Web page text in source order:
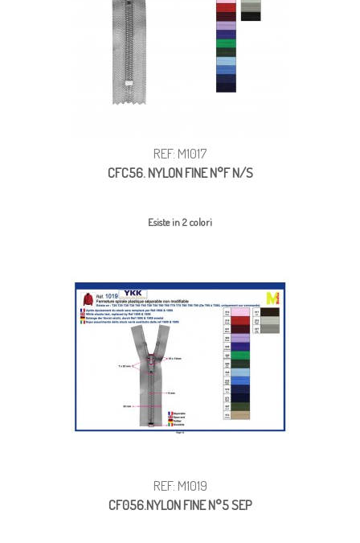
REF: M1017
CFC56. NYLON FINE N°F N/S
Esiste in 2 colori
REF: M1019
CF056.NYLON FINE N°5 SEP